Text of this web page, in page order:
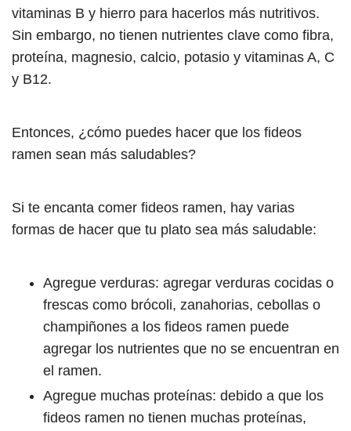
vitaminas B y hierro para hacerlos más nutritivos.
Sin embargo, no tienen nutrientes clave como fibra,
proteína, magnesio, calcio, potasio y vitaminas A, C
y B12.
Entonces, ¿cómo puedes hacer que los fideos
ramen sean más saludables?
Si te encanta comer fideos ramen, hay varias
formas de hacer que tu plato sea más saludable:
Agregue verduras: agregar verduras cocidas o
frescas como brócoli, zanahorias, cebollas o
champiñones a los fideos ramen puede
agregar los nutrientes que no se encuentran en
el ramen.
Agregue muchas proteínas: debido a que los
fideos ramen no tienen muchas proteínas,